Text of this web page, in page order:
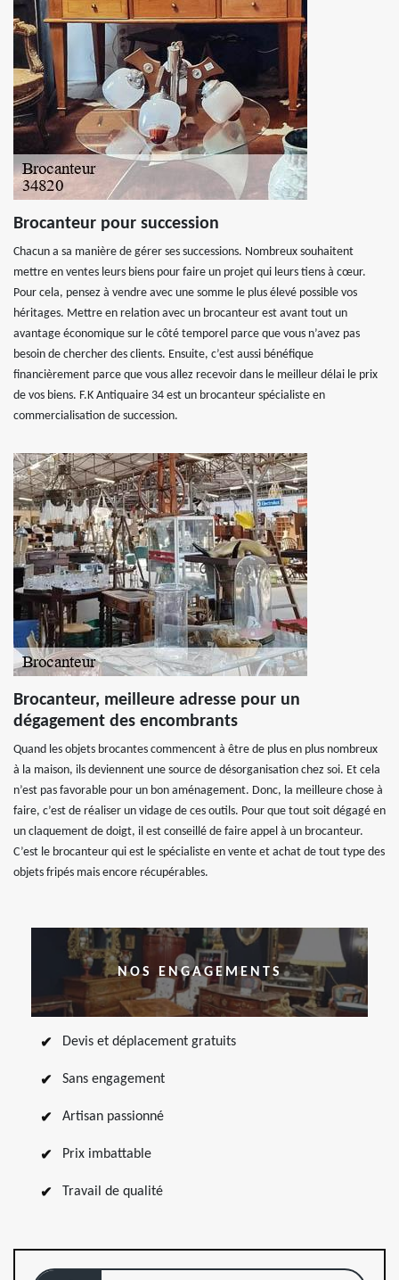
Brocanteur pour succession
Chacun a sa manière de gérer ses successions. Nombreux souhaitent
mettre en ventes leurs biens pour faire un projet qui leurs tiens à cœur.
Pour cela, pensez à vendre avec une somme le plus élevé possible vos
héritages. Mettre en relation avec un brocanteur est avant tout un
avantage économique sur le côté temporel parce que vous n’avez pas
besoin de chercher des clients. Ensuite, c’est aussi bénéfique
financièrement parce que vous allez recevoir dans le meilleur délai le prix
de vos biens. F.K Antiquaire 34 est un brocanteur spécialiste en
commercialisation de succession.
Brocanteur, meilleure adresse pour un
dégagement des encombrants
Quand les objets brocantes commencent à être de plus en plus nombreux
à la maison, ils deviennent une source de désorganisation chez soi. Et cela
n’est pas favorable pour un bon aménagement. Donc, la meilleure chose à
faire, c’est de réaliser un vidage de ces outils. Pour que tout soit dégagé en
un claquement de doigt, il est conseillé de faire appel à un brocanteur.
C’est le brocanteur qui est le spécialiste en vente et achat de tout type des
objets fripés mais encore récupérables.
NOS ENGAGEMENTS
Devis et déplacement gratuits
Sans engagement
Artisan passionné
Prix imbattable
Travail de qualité